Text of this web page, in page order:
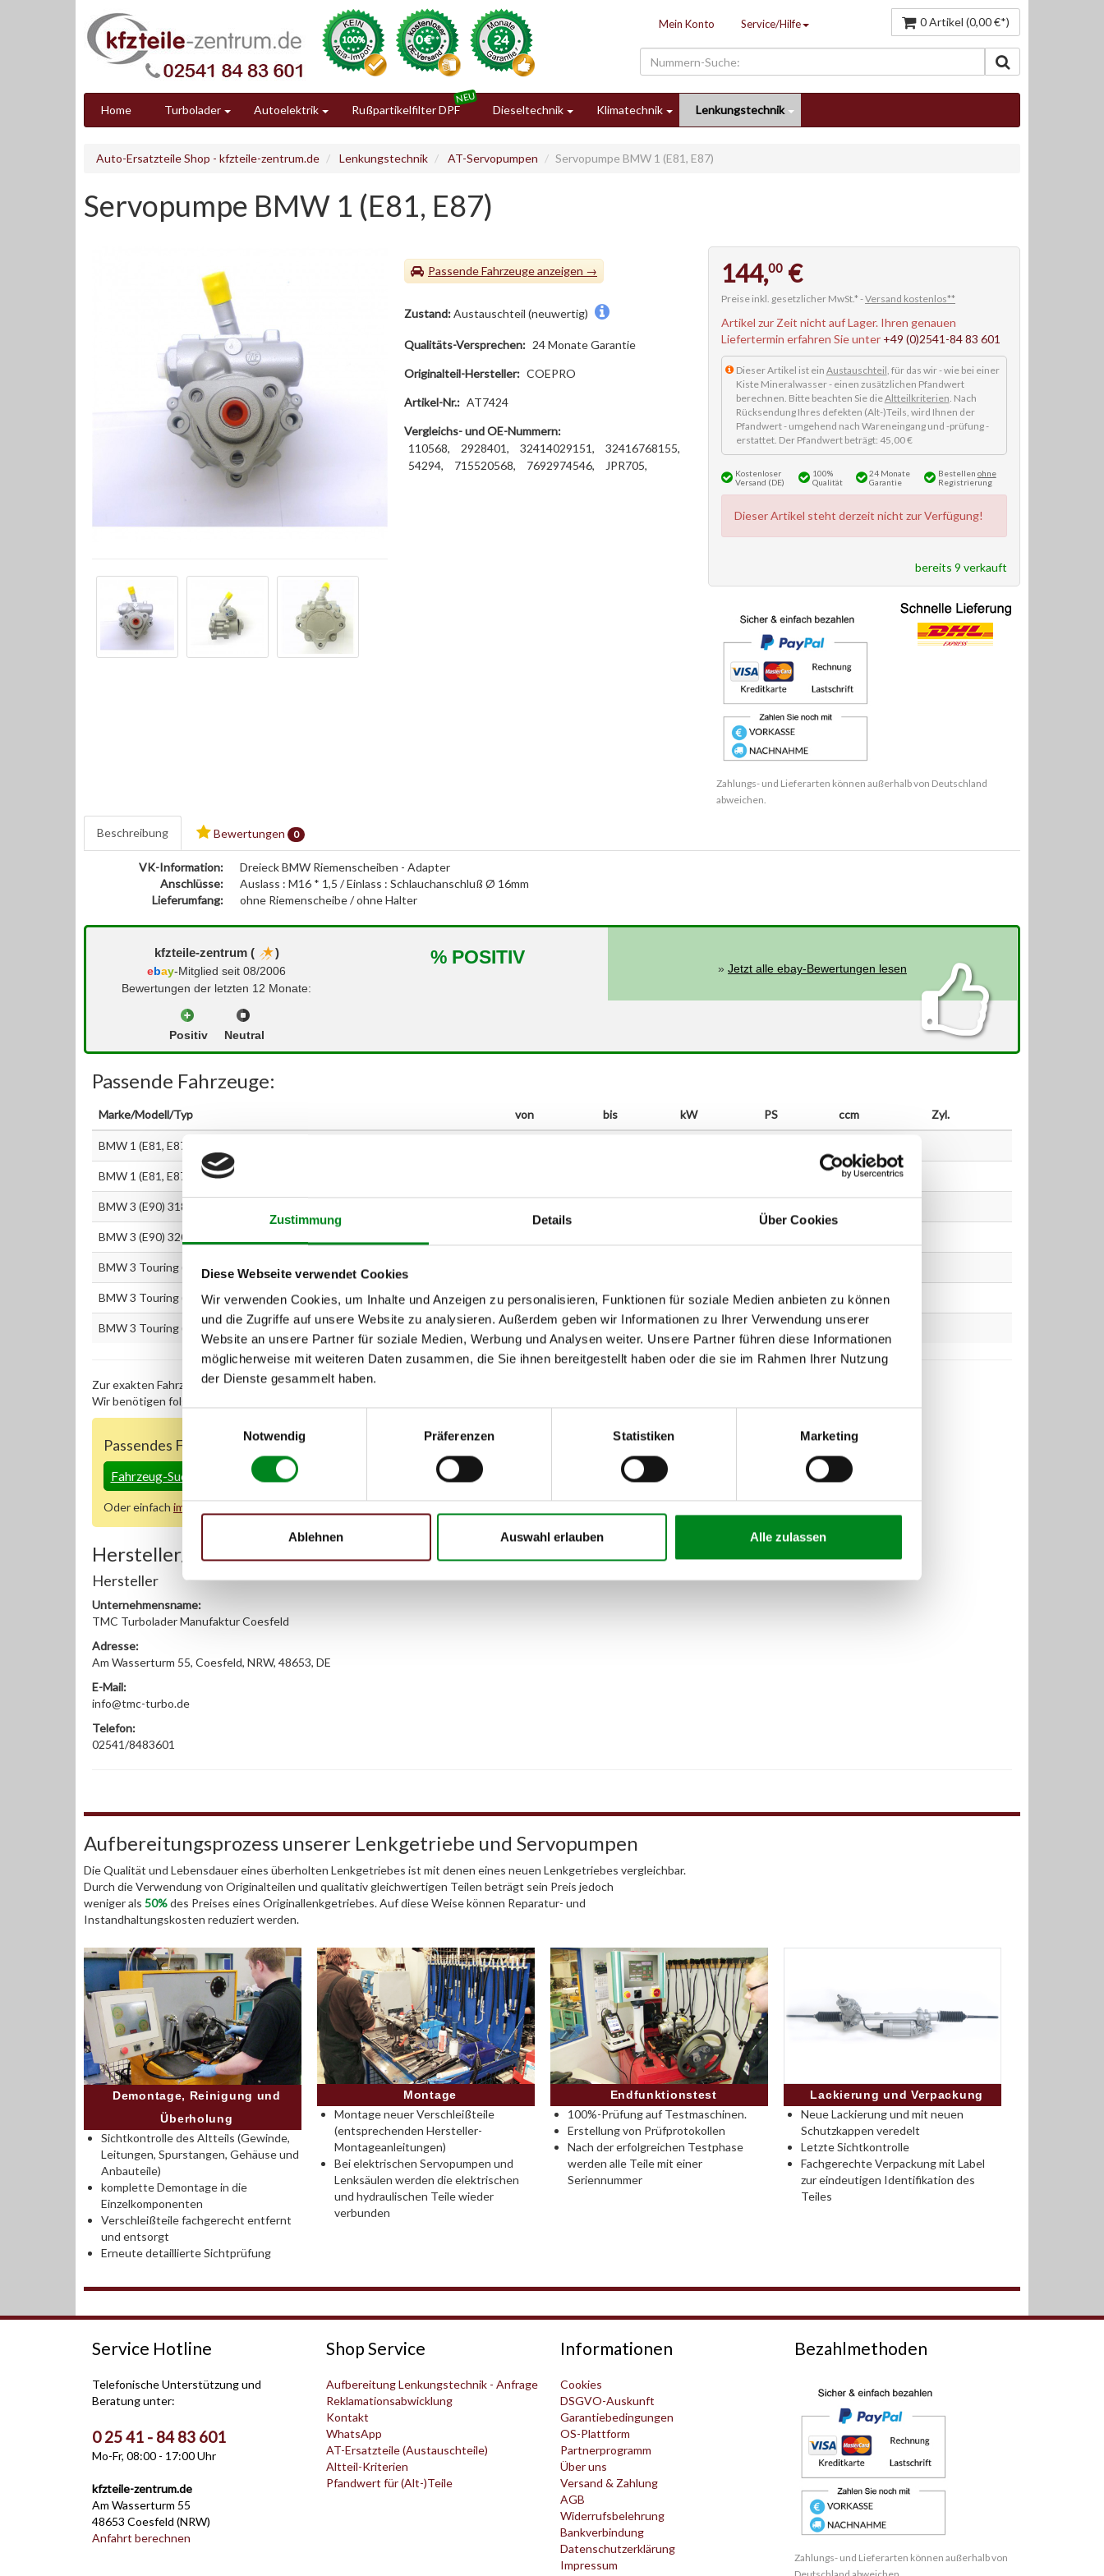
Zustimmung Details Über Cookies
Diese Webseite verwendet Cookies
Wir verwenden Cookies, um Inhalte und Anzeigen zu personalisieren, Funktionen für soziale Medien anbieten zu können
und die Zugriffe auf unsere Website zu analysieren. Außerdem geben wir Informationen zu Ihrer Verwendung unserer
Website an unsere Partner für soziale Medien, Werbung und Analysen weiter. Unsere Partner führen diese Informationen
möglicherweise mit weiteren Daten zusammen, die Sie ihnen bereitgestellt haben oder die sie im Rahmen Ihrer Nutzung
der Dienste gesammelt haben.
Einwilligungsauswahl
Notwendig
Präferenzen Statistiken Marketing
Ablehnen Auswahl erlauben Alle zulassen
Mein Konto Service/Hilfe 0 Artikel (0,00 €*)
Home Turbolader Autoelektrik Rußpartikelfilter DPF Dieseltechnik Klimatechnik Lenkungstechnik
Auto-Ersatzteile Shop - kfzteile-zentrum.de Lenkungstechnik AT-Servopumpen Servopumpe BMW 1 (E81, E87)
Servopumpe BMW 1 (E81, E87)
Passende Fahrzeuge
Zustand:Austauschteil (neuwertig)
Qualitäts-Versprechen: 24 Monate Garantie
Originalteil-Hersteller: COEPRO
Artikel-Nr.: AT7424
Vergleichs- und OE-Nummern:
110568,
2928401, 32414029151,
32416768155,
54294,
715520568, 7692974546, JPR705,
144,00 €
Preise inkl. gesetzlicher MwSt.* -Versand kostenlos**
Artikel zur Zeit nicht auf Lager. Ihren genauen
Liefertermin erfahren Sie unter +49 (0)2541-84 83 601
Dieser Artikel ist ein Austauschteil, für das wir - wie bei einer
Kiste Mineralwasser - einen zusätzlichen Pfandwert
berechnen. Bitte beachten Sie dieAltteilkriterien. Nach
Rücksendung Ihres defekten (Alt-)Teils, wird Ihnen der
Pfandwert - umgehend nach Wareneingang und -prüfung -
erstattet. Der Pfandwert beträgt: 45,00 €
Kostenloser
Versand (DE)
100%
Qualität
24 Monate
Garantie
Bestellen ohne
Registrierung
Dieser Artikel steht derzeit nicht zur Verfügung!
bereits 9 verkauft
Zahlungs- und Lieferarten können außerhalb von Deutschland
abweichen.
Beschreibung Bewertungen 0
VK-Information:
Dreieck BMW Riemenscheiben - Adapter
Anschlüsse:
Auslass : M16 * 1,5 / Einlass : Schlauchanschluß Ø 16mm
Lieferumfang:
ohne Riemenscheibe / ohne Halter
kfzteile-zentrum ( )
ebay-Mitglied seit 08/2006
Bewertungen der letzten 12 Monate:
Positiv Neutral
% POSITIV
»Jetzt alle ebay-Bewertungen lesen
Passende Fahrzeuge:
Marke/Modell/Typ von bis kW PS ccm Zyl.
BMW 1 (E81, E87) 118d
BMW 1 (E81, E87) 120d
BMW 3 (E90) 318d
BMW 3 (E90) 320d
BMW 3 Touring (E91) 318d
BMW 3 Touring (E91) 320d
BMW 3 Touring (E91) 318d
Zur exakten Fahrzeug-Identifizierung können Sie auch unseren Support kontaktieren (
Wir benötigen folgende Fahrzeugdaten:
Passendes Fahrzeug nicht dabei?
Fahrzeug-Suche für AT-Servopumpen
Oder einfach im Chat
Hersteller/EU Verantwortliche Person
Hersteller
Unternehmensname:
TMC Turbolader Manufaktur Coesfeld
Adresse:
Am Wasserturm 55, Coesfeld, NRW, 48653, DE
E-Mail:
info@tmc-turbo.de
Telefon:
02541/8483601
Aufbereitungsprozess unserer Lenkgetriebe und Servopumpen
Die Qualität und Lebensdauer eines überholten Lenkgetriebes ist mit denen eines neuen Lenkgetriebes vergleichbar.
Durch die Verwendung von Originalteilen und qualitativ gleichwertigen Teilen beträgt sein Preis jedoch
weniger als 50%des Preises eines Originallenkgetriebes. Auf diese Weise können Reparatur- und
Instandhaltungskosten reduziert werden.
Demontage, Reinigung und
Überholung
Sichtkontrolle des Altteils (Gewinde,
Leitungen, Spurstangen, Gehäuse und
Anbauteile)
komplette Demontage in die
Einzelkomponenten
Verschleißteile fachgerecht entfernt
und entsorgt
Erneute detaillierte Sichtprüfung
Montage
Montage neuer Verschleißteile
(entsprechenden Hersteller-
Montageanleitungen)
Bei elektrischen Servopumpen und
Lenksäulen werden die elektrischen
und hydraulischen Teile wieder
verbunden
Endfunktionstest
100%-Prüfung auf Testmaschinen.
Erstellung von Prüfprotokollen
Nach der erfolgreichen Testphase
werden alle Teile mit einer
Seriennummer
Lackierung und Verpackung
Neue Lackierung und mit neuen
Schutzkappen veredelt
Letzte Sichtkontrolle
Fachgerechte Verpackung mit Label
zur eindeutigen Identifikation des
Teiles
Service Hotline
Telefonische Unterstützung und
Beratung unter:
0 25 41 - 84 83 601
Mo-Fr, 08:00 - 17:00 Uhr
kfzteile-zentrum.de
Am Wasserturm 55
48653 Coesfeld (NRW)
Anfahrt berechnen
Shop Service
Aufbereitung Lenkungstechnik - Anfrage
Reklamationsabwicklung
Kontakt
WhatsApp
AT-Ersatzteile (Austauschteile)
Altteil-Kriterien
Pfandwert für (Alt-)Teile
Informationen
Cookies
DSGVO-Auskunft
Garantiebedingungen
OS-Plattform
Partnerprogramm
Über uns
Versand & Zahlung
AGB
Widerrufsbelehrung
Bankverbindung
Datenschutzerklärung
Impressum
Bezahlmethoden
Zahlungs- und Lieferarten können außerhalb von